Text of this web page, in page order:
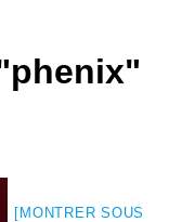
[MONTRER SOUS